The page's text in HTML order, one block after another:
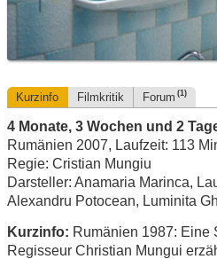
Kurzinfo Filmkritik Forum (1)
4 Monate, 3 Wochen und 2
Rumänien 2007, Laufzeit: 113
Regie: Cristian Mungiu
Darsteller: Anamaria Marinca,
Alexandru Potocean, Luminita
Kurzinfo: Rumänien 1987: Eine
Regisseur Christian Mungui